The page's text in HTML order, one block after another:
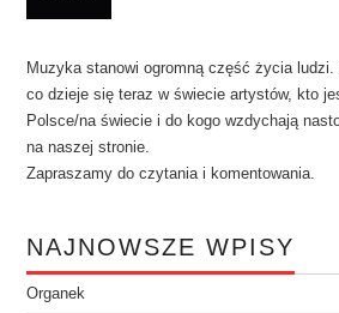
Muzyka stanowi ogromną część życia
co dzieje się teraz w świecie artystów, kto
Polsce/na świecie i do kogo wzdychają
na naszej stronie.
Zapraszamy do czytania i komentowania.
NAJNOWSZE WPISY
Organek